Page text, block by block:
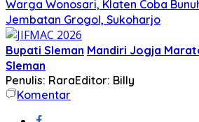
Warga Wonosari, Klaten Coba
Jembatan Grogol, Sukoharjo
Bupati Sleman Mandiri Jogja
Sleman
Penulis: RaraEditor: Billy
Komentar